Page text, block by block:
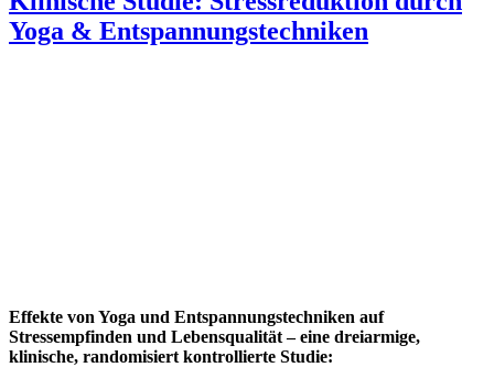
Yoga & Entspannungstechniken
Effekte von Yoga und Entspannungstechniken auf
Stressempfinden und Lebensqualität – eine dreiarmige,
klinische, randomisiert kontrollierte Studie: